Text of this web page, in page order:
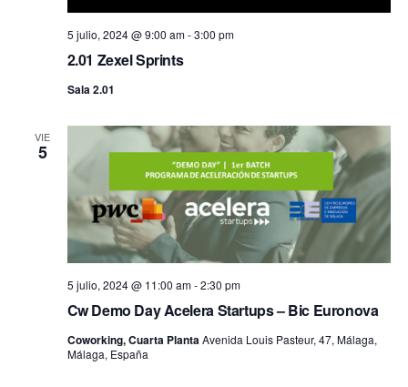
2.01 Zexel Sprints
5 julio, 2024 @ 9:00 am-3:00 pm
Sala 2.01
VIE
5
Cw Demo Day Acelera Startups – Bic Euronova
5 julio, 2024 @ 11:00 am-2:30 pm
Coworking, Cuarta PlantaAvenida Louis Pasteur, 47, Málaga,
Málaga, España